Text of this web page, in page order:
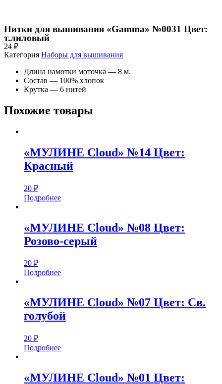
Нитки для вышивания «Gamma» №0031 Цвет:
т.лиловый
24 ₽
Категория Наборы для вышивания
Длина намотки моточка — 8 м.
Состав — 100% хлопок
Крутка — 6 нитей
Похожие товары
«МУЛИНЕ Cloud» №14 Цвет:
Красный
20 ₽
Подробнее
«МУЛИНЕ Cloud» №08 Цвет:
Розово-серый
20 ₽
Подробнее
«МУЛИНЕ Cloud» №07 Цвет: Св.
голубой
20 ₽
Подробнее
«МУЛИНЕ Cloud» №01 Цвет: